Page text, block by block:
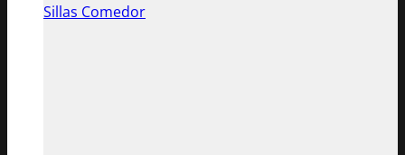
Sillas Comedor